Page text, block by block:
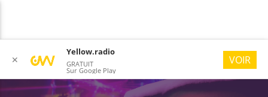
✕
Yellow.radio
GRATUIT
Sur Google Play
VOIR